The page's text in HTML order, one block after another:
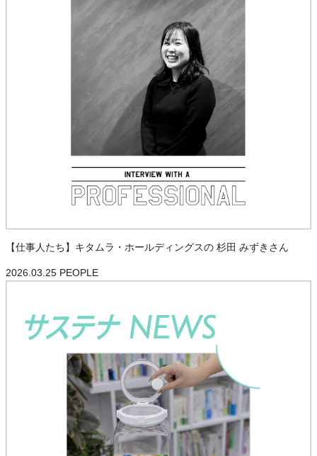
【仕事人たち】キタムラ・ホールディングスの 杉田 みずきさん
2026.03.25 PEOPLE